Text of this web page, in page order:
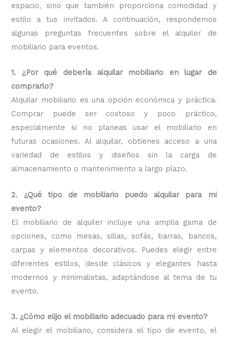
espacio, sino que también proporciona comodidad y
estilo a tus invitados. A continuación, respondemos
algunas preguntas frecuentes sobre el alquiler de
mobiliario para eventos.
1. ¿Por qué debería alquilar mobiliario en lugar de
comprarlo?
Alquilar mobiliario es una opción económica y práctica.
Comprar puede ser costoso y poco práctico,
especialmente si no planeas usar el mobiliario en
futuras ocasiones. Al alquilar, obtienes acceso a una
variedad de estilos y diseños sin la carga de
almacenamiento o mantenimiento a largo plazo.
2. ¿Qué tipo de mobiliario puedo alquilar para mi
evento?
El mobiliario de alquiler incluye una amplia gama de
opciones, como mesas, sillas, sofás, barras, bancos,
carpas y elementos decorativos. Puedes elegir entre
diferentes estilos, desde clásicos y elegantes hasta
modernos y minimalistas, adaptándose al tema de tu
evento.
3. ¿Cómo elijo el mobiliario adecuado para mi evento?
Al elegir el mobiliario, considera el tipo de evento, el